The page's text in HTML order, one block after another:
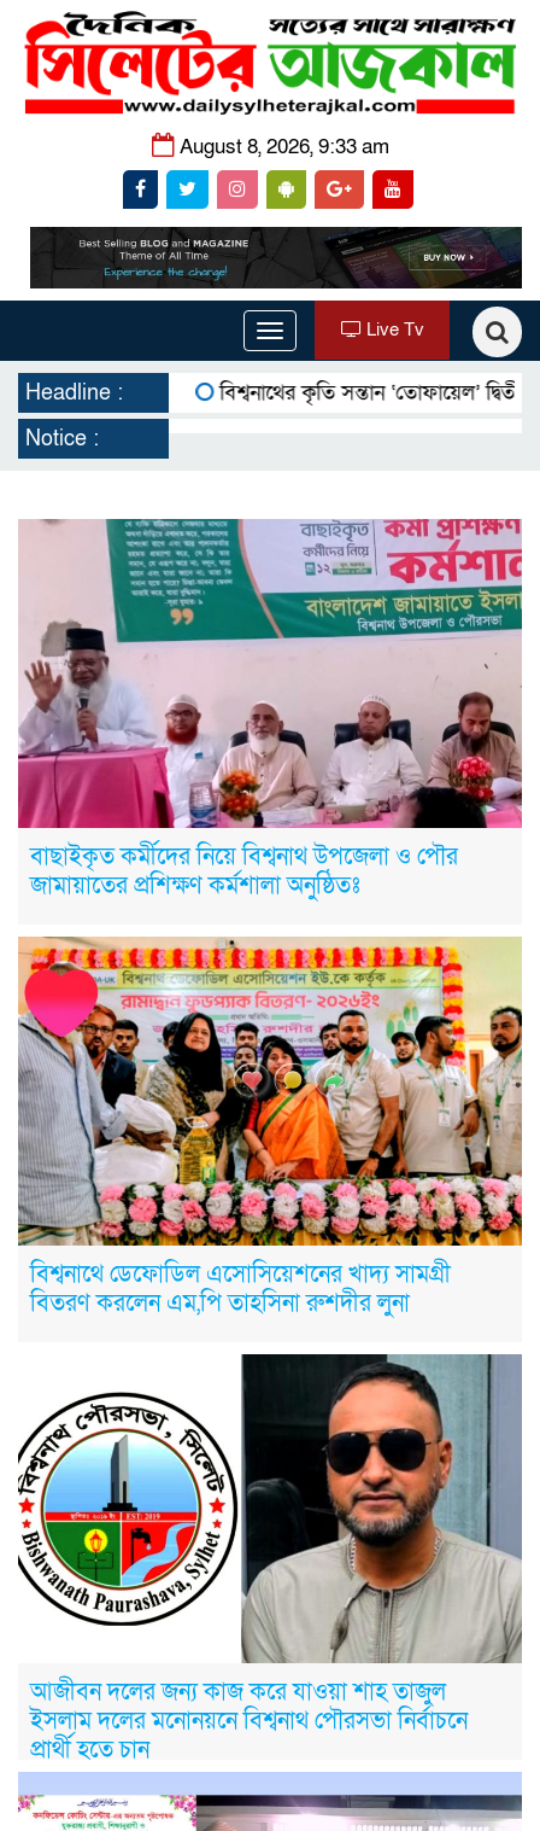
August 8, 2026, 9:33 am
Toggle
navigation
Live Tv
Headline :
বিশ্বনাথের কৃতি সন্তান ‘তোফায়েল’ দ্বিতীয়
Notice :
বাছাইকৃত কর্মীদের নিয়ে বিশ্বনাথ উপজেলা ও পৌর
জামায়াতের প্রশিক্ষণ কর্মশালা অনুষ্ঠিতঃ
বিশ্বনাথে ডেফোডিল এসোসিয়েশনের খাদ্য সামগ্রী
বিতরণ করলেন এম,পি তাহসিনা রুশদীর লুনা
আজীবন দলের জন্য কাজ করে যাওয়া শাহ তাজুল
ইসলাম দলের মনোনয়নে বিশ্বনাথ পৌরসভা নির্বাচনে
প্রার্থী হতে চান